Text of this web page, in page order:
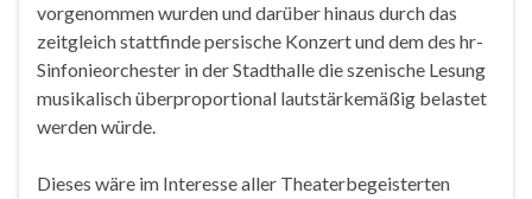
vorgenommen wurden und darüber hinaus durch das
zeitgleich stattfinde persische Konzert und dem des hr-
Sinfonieorchester in der Stadthalle die szenische Lesung
musikalisch überproportional lautstärkemäßig belastet
werden würde.
Dieses wäre im Interesse aller Theaterbegeisterten